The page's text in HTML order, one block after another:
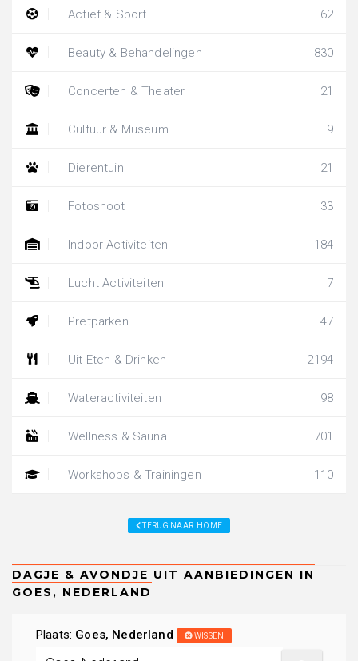
Actief & Sport 62
Beauty & Behandelingen 830
Concerten & Theater 21
Cultuur & Museum 9
Dierentuin 21
Fotoshoot 33
Indoor Activiteiten 184
Lucht Activiteiten 7
Pretparken 47
Uit Eten & Drinken 2194
Wateractiviteiten 98
Wellness & Sauna 701
Workshops & Trainingen 110
TERUG NAAR: HOME
Plaats: Goes, Nederland WISSEN